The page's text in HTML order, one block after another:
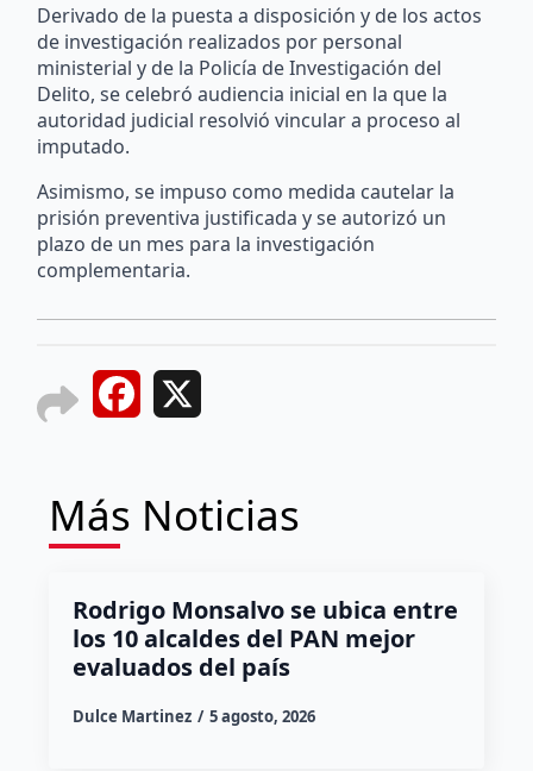
Derivado de la puesta a disposición y de los actos
de investigación realizados por personal
ministerial y de la Policía de Investigación del
Delito, se celebró audiencia inicial en la que la
autoridad judicial resolvió vincular a proceso al
imputado.
Asimismo, se impuso como medida cautelar la
prisión preventiva justificada y se autorizó un
plazo de un mes para la investigación
complementaria.
Facebook
Más Noticias
Rodrigo Monsalvo se ubica entre
los 10 alcaldes del PAN mejor
evaluados del país
Dulce Martinez 5 agosto, 2026